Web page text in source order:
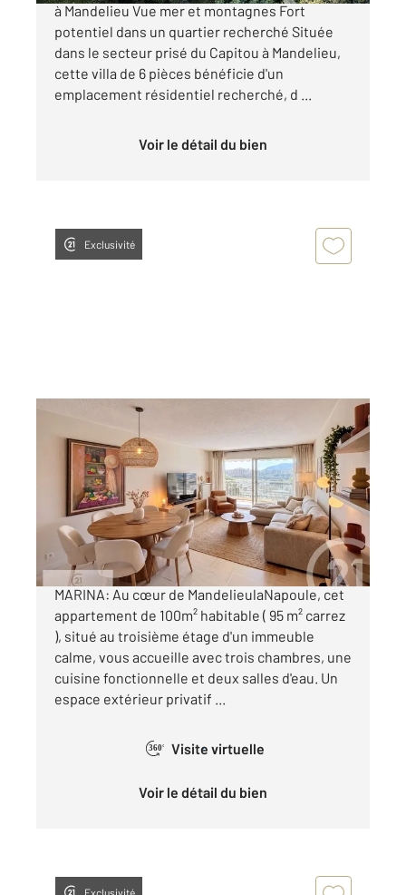
à Mandelieu Vue mer et montagnes Fort
potentiel dans un quartier recherché Située
dans le secteur prisé du Capitou à Mandelieu,
cette villa de 6 pièces bénéficie d'un
emplacement résidentiel recherché, d ...
Voir le détail du bien
Exclusivité
99,63 m
, 4 pièces
Ref : 40813
Appartement F4 à vendre
590 000 €
CO-EXCLUSIVITE: MANDELIEU-CANNES
MARINA: Au cœur de MandelieulaNapoule, cet
appartement de 100m² habitable ( 95 m² carrez
), situé au troisième étage d'un immeuble
calme, vous accueille avec trois chambres, une
cuisine fonctionnelle et deux salles d'eau. Un
espace extérieur privatif ...
360° Visite virtuelle
Voir le détail du bien
Exclusivité